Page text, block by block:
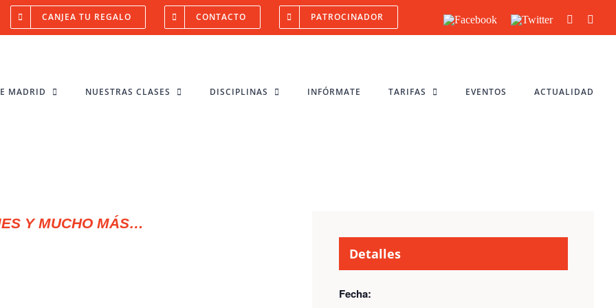
CANJEA TU REGALO CONTACTO PATROCINADOR Facebook Twitter YouTube
MADRID NUESTRAS CLASES DISCIPLINAS INFÓRMATE TARIFAS EVENTOS ACTUALIDAD
Y MUCHO MÁS…
Detalles
Fecha: